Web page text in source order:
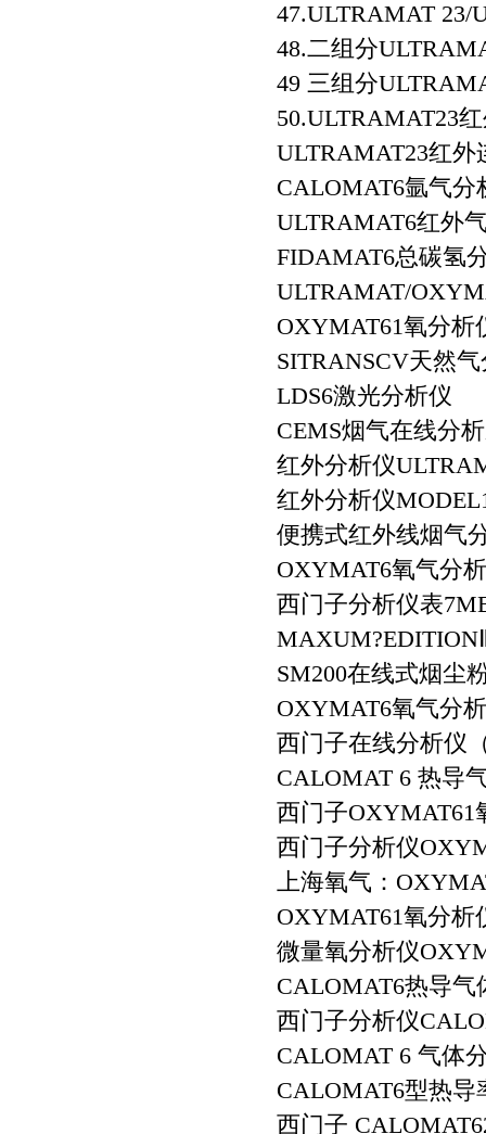
47.ULTRAMAT
48.二组分
49 三组分
50.ULTRAMAT23
ULTRAMAT23红
CALOMAT6氩气分
ULTRAMAT6红外
FIDAMAT6总碳氢
ULTRAMAT/
OXYMAT61氧分析
SITRANSCV天然
LDS6激光分析仪
CEMS烟气在线分
红外分析仪
红外分析仪
便携式红外线烟气
OXYMAT6氧气分
西门子分析仪表
SM200在线式烟尘
OXYMAT6氧气分
西门子在线分析仪
CALOMAT 6 热导
西门子OXYMAT61
西门子分析仪
上海氧气：
OXYMAT61氧分析
微量氧分析仪
CALOMAT6热导
西门子分析仪
CALOMAT 6 气体
CALOMAT6型热
西门子